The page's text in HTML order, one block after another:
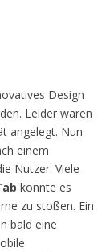
Design
Leider waren
angelegt. Nun
einem
Nutzer. Viele
könnte es
zu stoßen. Ein
bald eine